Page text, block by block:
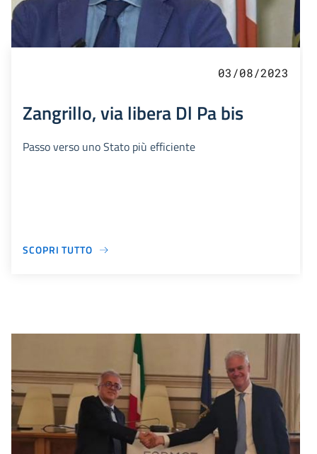
03/08/2023
Zangrillo, via libera Dl Pa bis
Passo verso uno Stato più efficiente
SCOPRI TUTTO